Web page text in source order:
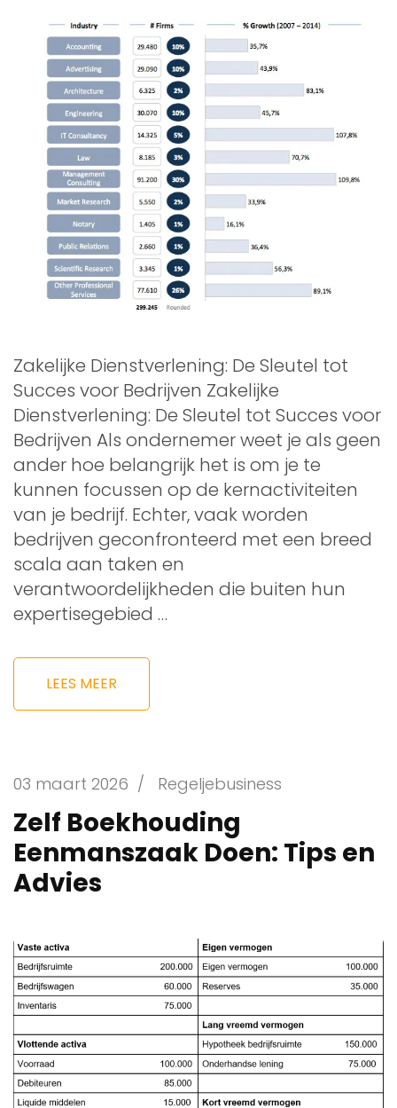
Zakelijke Dienstverlening: De Sleutel tot
Succes voor Bedrijven Zakelijke
Dienstverlening: De Sleutel tot Succes voor
Bedrijven Als ondernemer weet je als geen
ander hoe belangrijk het is om je te
kunnen focussen op de kernactiviteiten
van je bedrijf. Echter, vaak worden
bedrijven geconfronteerd met een breed
scala aan taken en
verantwoordelijkheden die buiten hun
expertisegebied …
LEES MEER
03 maart 2026 / Regeljebusiness
Zelf Boekhouding
Eenmanszaak Doen: Tips en
Advies